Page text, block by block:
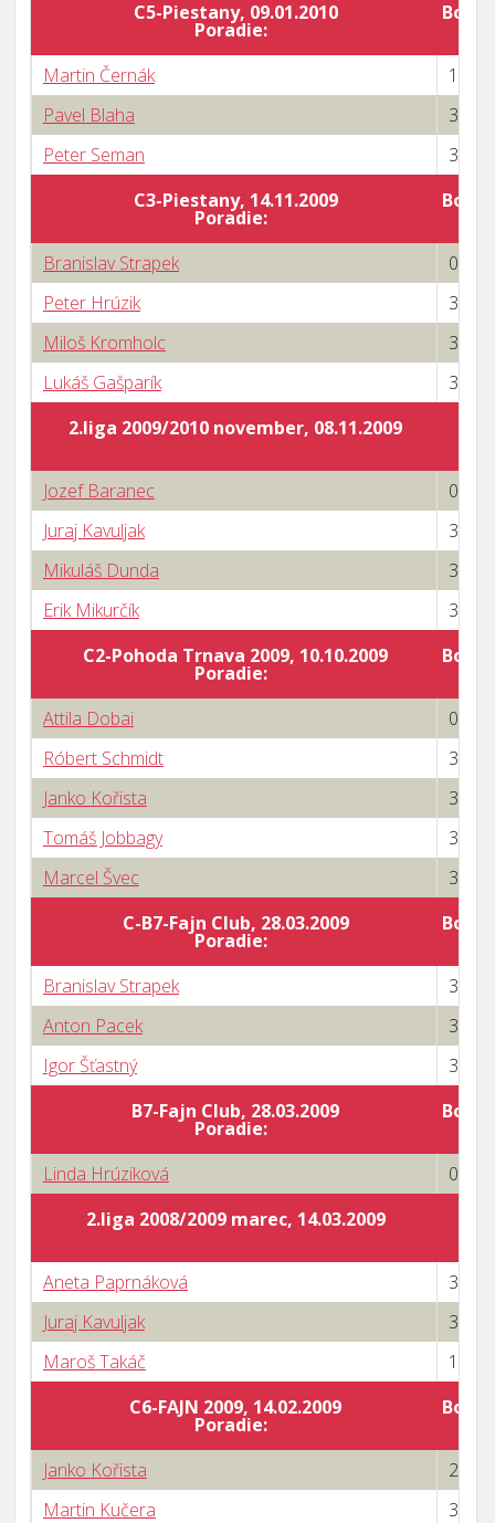
C5-Piestany, 09.01.2010
Poradie:
Body
Martin Černák
1 : 3
Pavel Blaha
3 : 2
Peter Seman
3 : 1
C3-Piestany, 14.11.2009
Poradie:
Body
Branislav Strapek
0 : 3
Peter Hrúzik
3 : 2
Miloš Kromholc
3 : 0
Lukáš Gašparík
3 : 1
2.liga 2009/2010 november, 08.11.2009
Jozef Baranec
0 : 3
Juraj Kavuljak
3 : 2
Mikuláš Dunda
3 : 2
Erik Mikurčík
3 : 0
C2-Pohoda Trnava 2009, 10.10.2009
Poradie:
Body
Attila Dobai
0 : 3
Róbert Schmidt
3 : 2
Janko Kořista
3 : 2
Tomáš Jobbagy
3 : 0
Marcel Švec
3 : 0
C-B7-Fajn Club, 28.03.2009
Poradie:
Body
Branislav Strapek
3 : 0
Anton Pacek
3 : 0
Igor Šťastný
3 : 0
B7-Fajn Club, 28.03.2009
Poradie:
Body
Linda Hrúziková
0 : 3
2.liga 2008/2009 marec, 14.03.2009
Aneta Paprnáková
3 : 0
Juraj Kavuljak
3 : 1
Maroš Takáč
1 : 3
C6-FAJN 2009, 14.02.2009
Poradie:
Body
Janko Kořista
2 : 3
Martin Kučera
3 : 1